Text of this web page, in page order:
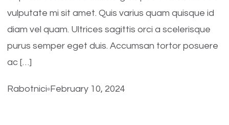
vulputate mi sit amet. Quis varius quam quisque id
diam vel quam. Ultrices sagittis orci a scelerisque
purus semper eget duis. Accumsan tortor posuere
ac […]
Rabotnici February 10, 2024